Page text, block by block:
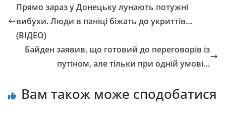
Прямо зараз у Донецьку лунають потужні
вибухи. Люди в паніці біжать до укриттів…
(ВІДЕО)
Байден заявив, що готовий до переговорів із
путіном, але тільки при одній умові…
Вам також може сподобатися